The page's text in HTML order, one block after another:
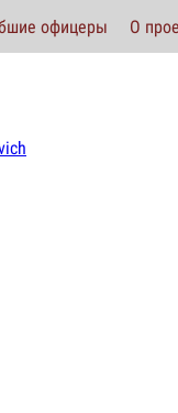
офицеры О